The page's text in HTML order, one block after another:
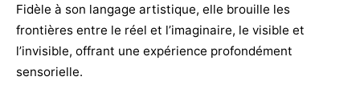
Fidèle à son langage artistique, elle brouille les
frontières entre le réel et l’imaginaire, le visible et
l’invisible, offrant une expérience profondément
sensorielle.